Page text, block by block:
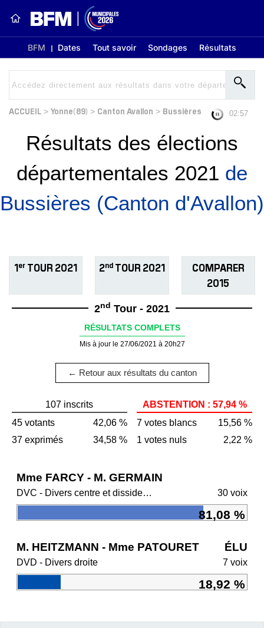
BFM Dates Tout savoir Sondages Résultats
ACCUEIL > Yonne(89) > Canton Avallon > Bussières 02:56
Résultats des élections
départementales 2021 de
Bussières (Canton d'Avallon)
1er TOUR 2021 2ndTOUR 2021
COMPARER
2015
2nd Tour - 2021
RÉSULTATS COMPLETS
Mis à jour le 27/06/2021 à 20h27
← Retour aux résultats du canton
107 inscrits
45 votants
42,06 %
37 exprimés
34,58 %
ABSTENTION : 57,94 %
7 votes blancs
15,56 %
1 votes nuls
2,22 %
Mme FARCY - M. GERMAIN
DVC - Divers centre et dissidents Ensemble 30 voix
81,08 %
M. HEITZMANN - Mme PATOURET ÉLU
DVD - Divers droite 7 voix
18,92 %